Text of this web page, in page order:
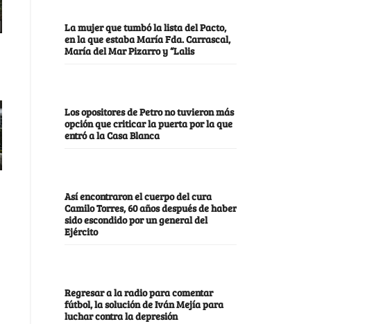
La mujer que tumbó la lista del Pacto,
en la que estaba María Fda. Carrascal,
María del Mar Pizarro y “Lalis
Los opositores de Petro no tuvieron más
opción que criticar la puerta por la que
entró a la Casa Blanca
Así encontraron el cuerpo del cura
Camilo Torres, 60 años después de haber
sido escondido por un general del
Ejército
Regresar a la radio para comentar
fútbol, la solución de Iván Mejía para
luchar contra la depresión